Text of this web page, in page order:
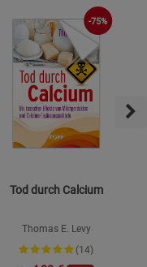
-75%
Tod durch Calcium
Thomas E. Levy
(14)